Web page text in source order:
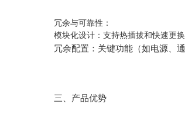
冗余与可靠性：
模块化设计：支持热插拔和快速更换
冗余配置：关键功能（如电源、
三、产品优势